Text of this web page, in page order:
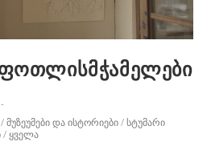
/ მუზეუმები და ისტორიები / სტუმარი
/ ყველა